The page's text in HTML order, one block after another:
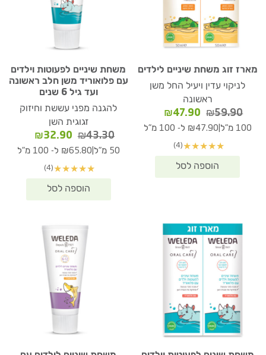
מארז זוג משחת שיניים לילדים
לניקוי עדין ויעיל החל משן
ראשונה
₪59.90
המחיר
המקורי
₪59.90.
₪47.90
המחיר
הנוכחי
100 מ"ל ₪47.90 ל- 100 מ"ל
★
★
★
★
★
(4)
משחת שיניים לפעוטות וילדים
עם פלואוריד משן חלב ראשונה
ועד גיל 6 שנים
להגנה מפני עששת וחיזוק
זגוגית השן
₪43.30
המחיר
המקורי
₪43.30.
₪32.90
הנוכחי
50 מ"ל ₪65.80 ל- 100 מ"ל
★
★
★
★
★
(4)